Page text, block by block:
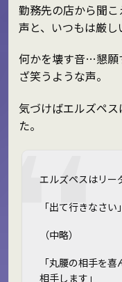
勤務先の店から聞
声と、いつもは厳し
何かを壊す音…懇願
ざ笑うような声。
気づけばエルズペ
た。
エルズペスはリー
「出て行きなさい」
（中略）
「丸腰の相手を
相手します」